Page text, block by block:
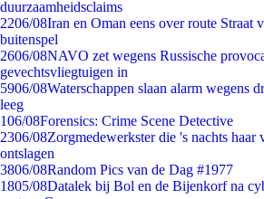
duurzaamheidsclaims
2206/08Iran en Oman eens over route Straat
buitenspel
2606/08NAVO zet wegens Russische
gevechtsvliegtuigen in
5906/08Waterschappen slaan alarm wegens
leeg
106/08Forensics: Crime Scene Detective
2306/08Zorgmedewerkster die 's nachts haar
ontslagen
3806/08Random Pics van de Dag #1977
1805/08Datalek bij Bol en de Bijenkorf na